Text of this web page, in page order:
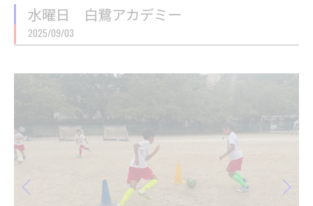
水曜日 白鷺アカデミー
2025/09/03